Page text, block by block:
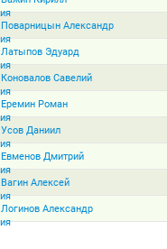
Поварницын Александр
Латыпов Эдуард
Коновалов Савелий
Еремин Роман
Усов Даниил
Евменов Дмитрий
Вагин Алексей
Логинов Александр